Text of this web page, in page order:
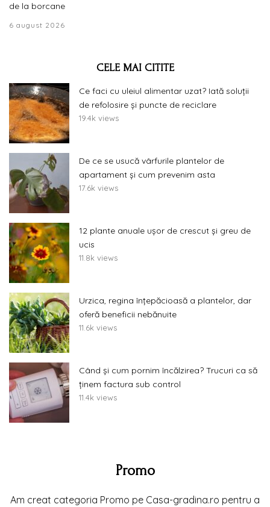
de la borcane
6 august 2026
CELE MAI CITITE
Ce faci cu uleiul alimentar uzat? Iată soluții
de refolosire și puncte de reciclare
19.4k views
De ce se usucă vârfurile plantelor de
apartament și cum prevenim asta
17.6k views
12 plante anuale ușor de crescut și greu de
ucis
11.8k views
Urzica, regina înțepăcioasă a plantelor, dar
oferă beneficii nebănuite
11.6k views
Când și cum pornim încălzirea? Trucuri ca să
ținem factura sub control
11.4k views
Promo
Am creat categoria Promo pe Casa-gradina.ro pentru a